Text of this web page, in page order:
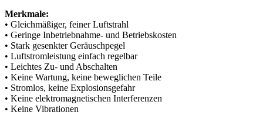
Merkmale:
• Gleichmäßiger, feiner Luftstrahl
• Geringe Inbetriebnahme- und Betriebskosten
• Stark gesenkter Geräuschpegel
• Luftstromleistung einfach regelbar
• Leichtes Zu- und Abschalten
• Keine Wartung, keine beweglichen Teile
• Stromlos, keine Explosionsgefahr
• Keine elektromagnetischen Interferenzen
• Keine Vibrationen